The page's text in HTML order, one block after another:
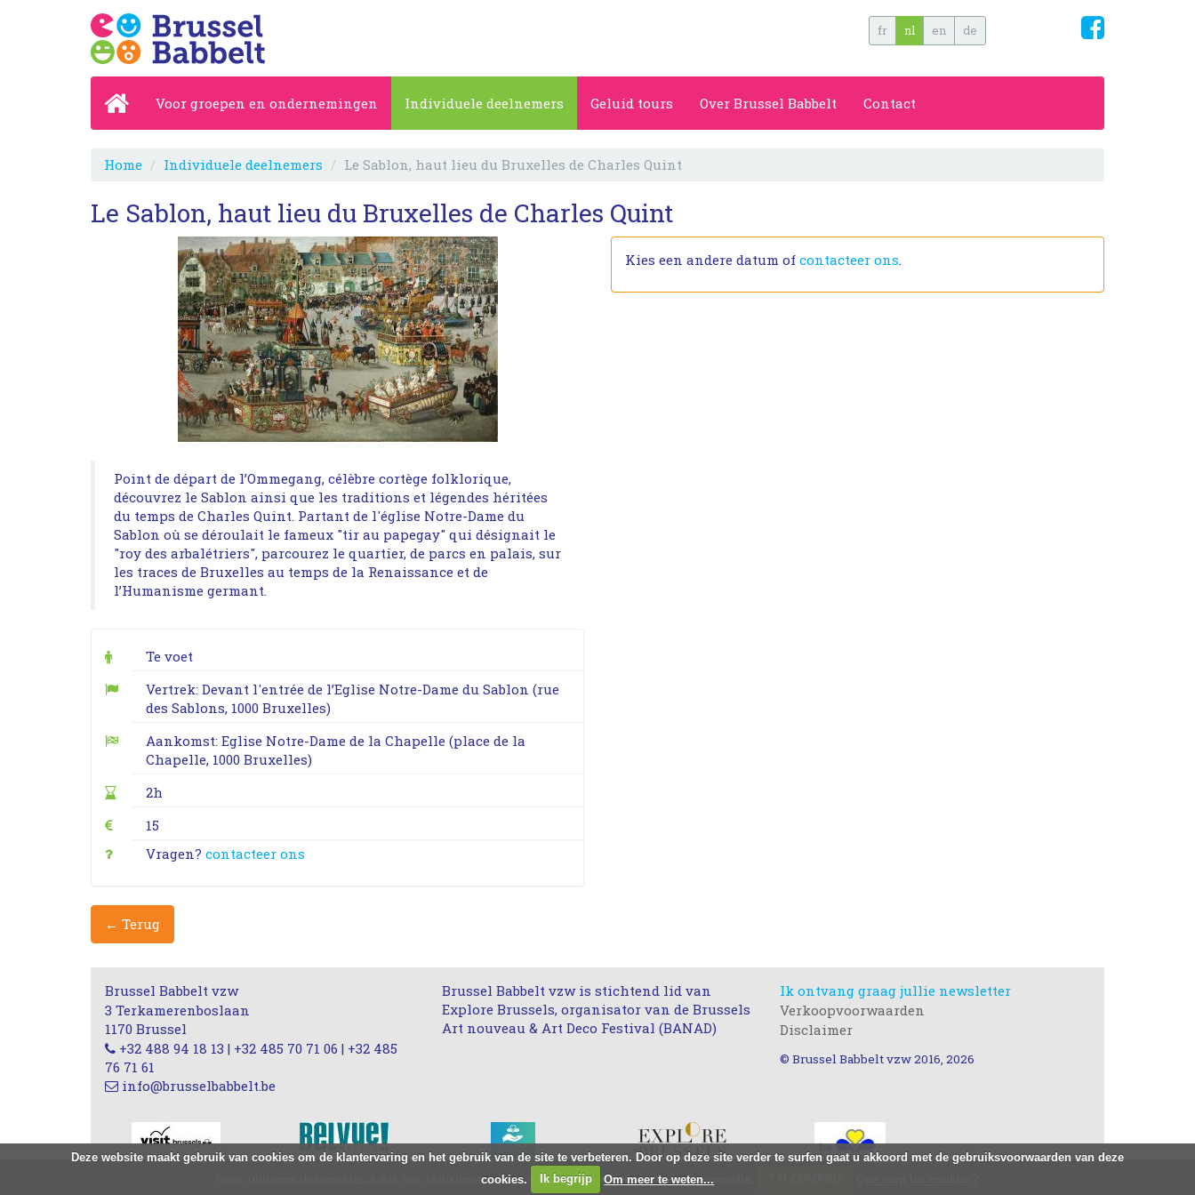
fr nl en de
Voor groepen en ondernemingen Individuele deelnemers Geluid tours Over Brussel Babbelt Contact
Home Individuele deelnemers Le Sablon, haut lieu du Bruxelles de Charles Quint
Le Sablon, haut lieu du Bruxelles de Charles Quint
Point de départ de l’Ommegang, célèbre cortège folklorique,
découvrez le Sablon ainsi que les traditions et légendes héritées
du temps de Charles Quint. Partant de l'église Notre-Dame du
Sablon où se déroulait le fameux "tir au papegay" qui désignait le
"roy des arbalétriers", parcourez le quartier, de parcs en palais, sur
les traces de Bruxelles au temps de la Renaissance et de
l’Humanisme germant.
Te voet
Vertrek: Devant l'entrée de l’Eglise Notre-Dame du Sablon (rue
des Sablons, 1000 Bruxelles)
Aankomst: Eglise Notre-Dame de la Chapelle (place de la
Chapelle, 1000 Bruxelles)
2h
15
Vragen?contacteer ons
← Terug
Kies een andere datum of contacteer ons
Brussel Babbelt vzw
3 Terkamerenboslaan
1170 Brussel
+32 488 94 18 13 | +32 485 70 71 06 | +32 485
76 71 61
info@brusselbabbelt.be
Brussel Babbelt vzw is stichtend lid van
Explore Brussels, organisator van de Brussels
Art nouveau & Art Deco Festival (BANAD)
Ik ontvang graag jullie newsletter
Verkoopvoorwaarden
Disclaimer
© Brussel Babbelt vzw 2016, 2026
Nous utilisons des cookies à des fins statistiques, nous ne stockons aucune donnée personnelle.
Deze website maakt gebruik van cookies om de klantervaring en het gebruik van de site te verbeteren. Door op deze site verder te surfen gaat u akkoord met de gebruiksvoorwaarden van deze
cookies.
Ik begrijp Om meer te weten...